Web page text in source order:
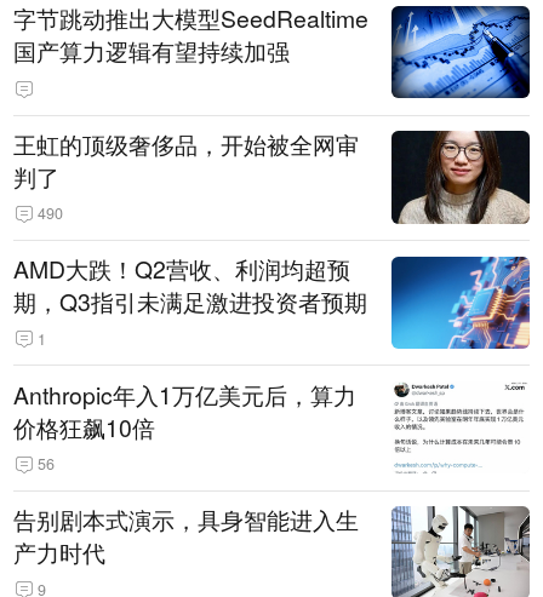
字节跳动推出大模型SeedRealtime
国产算力逻辑有望持续加强
王虹的顶级奢侈品，开始被全网审
判了
490
AMD大跌！Q2营收、利润均超预
期，Q3指引未满足激进投资者预期
1
Anthropic年入1万亿美元后，算力
价格狂飙10倍
56
告别剧本式演示，具身智能进入生
产力时代
9